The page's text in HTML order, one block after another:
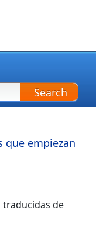
Search
que empiezan
traducidas de